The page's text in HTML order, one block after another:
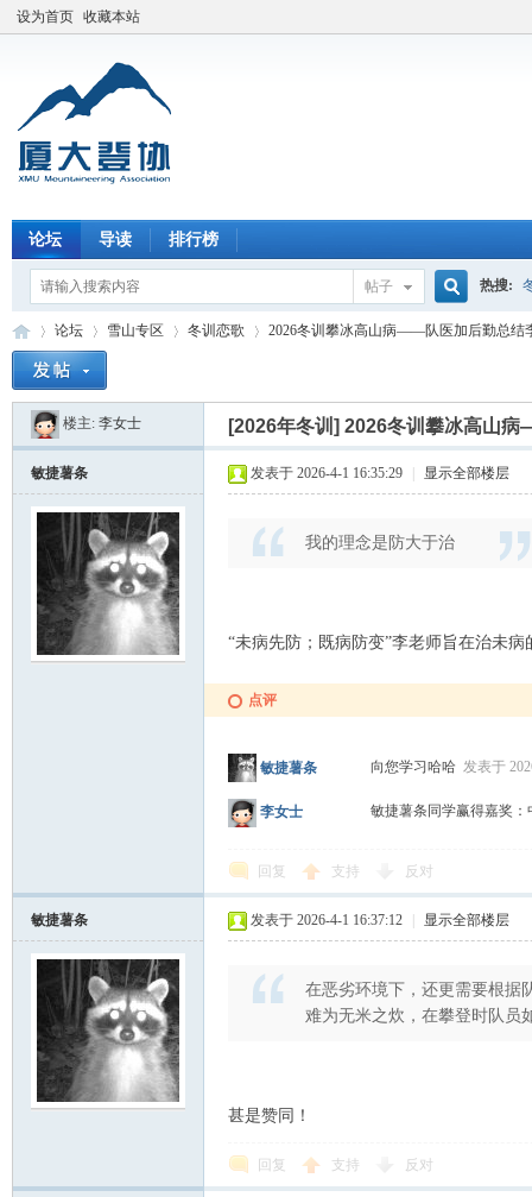
设为首页 收藏本站
论坛 导读 排行榜
帖子
搜
索
热搜:
»
论坛
›
雪山专区 冬训恋歌
›
2026冬训攀冰高山病——队医加后勤总结
楼主: 李女士 [2026年冬训] 2026冬训攀冰高山
敏捷薯条 发表于 2026-4-1 16:35:29 显示全部楼层
我的理念是防大于治
“未病先防；既病防变”李老师旨在治未
点评
敏捷薯条 向您学习哈哈 发表于
李女士 敏捷薯条同学赢得嘉奖
回复 支持 反对
敏捷薯条 发表于 2026-4-1 16:37:12 显示全部楼层
在恶劣环境下，还更需要根据
难为无米之炊，在攀登时队员
甚是赞同！
回复 支持 反对